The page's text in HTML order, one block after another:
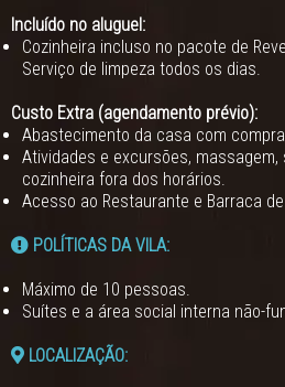
Incluído no aluguel:
Cozinheira incluso no pacote de
Serviço de limpeza todos os dias.
Custo Extra (agendamento prévio):
Abastecimento da casa com
Atividades e excursões, massagem,
cozinheira fora dos horários.
Acesso ao Restaurante e Barraca de
POLÍTICAS DA VILA:
Máximo de 10 pessoas.
Suítes e a área social interna não-
LOCALIZAÇÃO: